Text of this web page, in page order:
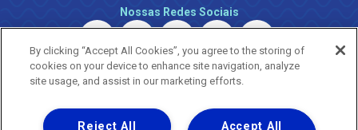
Nossas Redes Sociais
By clicking “Accept All Cookies”, you agree to the storing of
cookies on your device to enhance site navigation, analyze
site usage, and assist in our marketing efforts.
Accept All
Reject All